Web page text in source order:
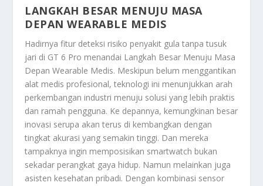
LANGKAH BESAR MENUJU MASA
DEPAN WEARABLE MEDIS
Hadirnya fitur deteksi risiko penyakit gula tanpa tusuk
jari di GT 6 Pro menandai Langkah Besar Menuju Masa
Depan Wearable Medis. Meskipun belum menggantikan
alat medis profesional, teknologi ini menunjukkan arah
perkembangan industri menuju solusi yang lebih praktis
dan ramah pengguna. Ke depannya, kemungkinan besar
inovasi serupa akan terus di kembangkan dengan
tingkat akurasi yang semakin tinggi. Dan mereka
tampaknya ingin memposisikan smartwatch bukan
sekadar perangkat gaya hidup. Namun melainkan juga
asisten kesehatan pribadi. Dengan kombinasi sensor